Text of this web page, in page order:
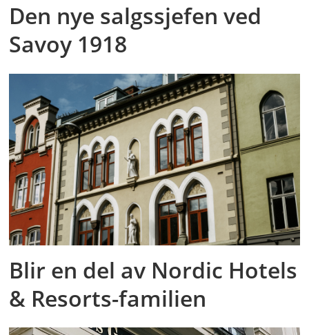
Den nye salgssjefen ved
Savoy 1918
Blir en del av Nordic Hotels
& Resorts-familien